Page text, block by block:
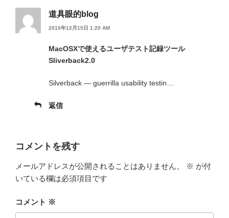
道具眼的blog
2010年12月15日 1:20 AM
MacOSXで使えるユーザテスト記録ツール
Sliverback2.0
Silverback — guerrilla usability testin…
返信
コメントを残す
メールアドレスが公開されることはありません。 ※ が付
いている欄は必須項目です
コメント ※